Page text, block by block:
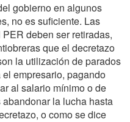
gobierno en algunos
no es suficiente. Las
deben ser retiradas,
que el decretazo
la utilización de parados
empresario, pagando
al salario mínimo o de
la lucha hasta
o como se dice